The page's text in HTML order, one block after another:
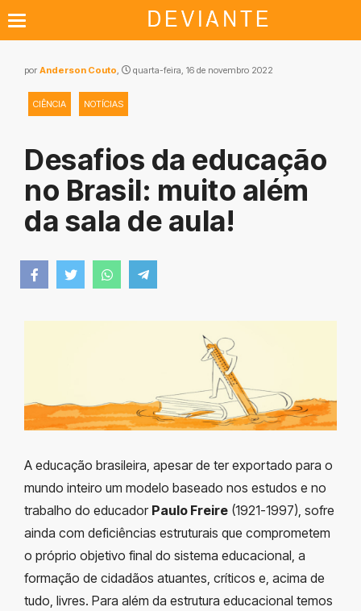
por Anderson Couto, quarta-feira, 16 de novembro 2022
CIÊNCIA NOTÍCIAS
Desafios da educação
no Brasil: muito além
da sala de aula!
A educação brasileira, apesar de ter exportado para o
mundo inteiro um modelo baseado nos estudos e no
trabalho do educador Paulo Freire (1921-1997), sofre
ainda com deficiências estruturais que comprometem
o próprio objetivo final do sistema educacional, a
formação de cidadãos atuantes, críticos e, acima de
tudo, livres. Para além da estrutura educacional temos